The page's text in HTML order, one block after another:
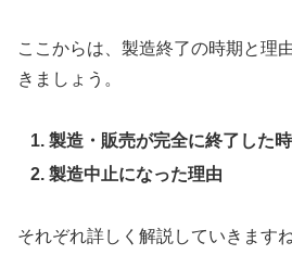
ここからは、製造終了の時期と理
きましょう。
製造・販売が完全に終了した
製造中止になった理由
それぞれ詳しく解説していきますね